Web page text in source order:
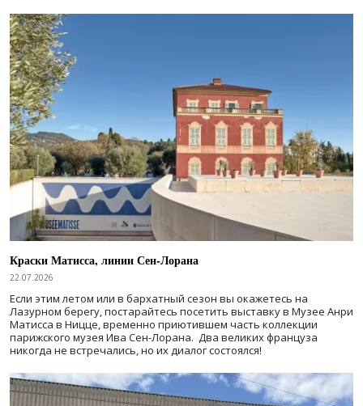
Краски Матисса, линии Сен-Лорана
22.07.2026
Если этим летом или в бархатный сезон вы окажетесь на
Лазурном берегу, постарайтесь посетить выставку в Музее Анри
Матисса в Ницце, временно приютившем часть коллекции
парижского музея Ива Сен-Лорана. Два великих француза
никогда не встречались, но их диалог состоялся!